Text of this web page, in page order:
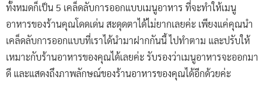
ทั้งหมดก็เป็น 5 เคล็ดลับการออกแบบเมนูอาหาร ที่จะทำให้เมนู
อาหารของร้านคุณโดดเด่น สะดุดตาได้ไม่ยากเลยค่ะ เพียงแค่คุณนำ
เคล็ดลับการออกแบบที่เราได้นำมาฝากกันนี้ ไปทำตาม และปรับให้
เหมาะกับร้านอาหารของคุณได้เลยค่ะ รับรองว่าเมนูอาหารจะออกมา
ดี และแสดงถึงภาพลักษณ์ของร้านอาหารของคุณได้อีกด้วยค่ะ